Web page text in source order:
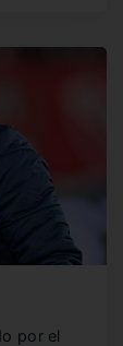
por el